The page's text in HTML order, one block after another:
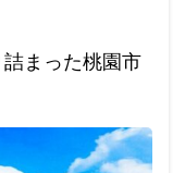
まった桃園市